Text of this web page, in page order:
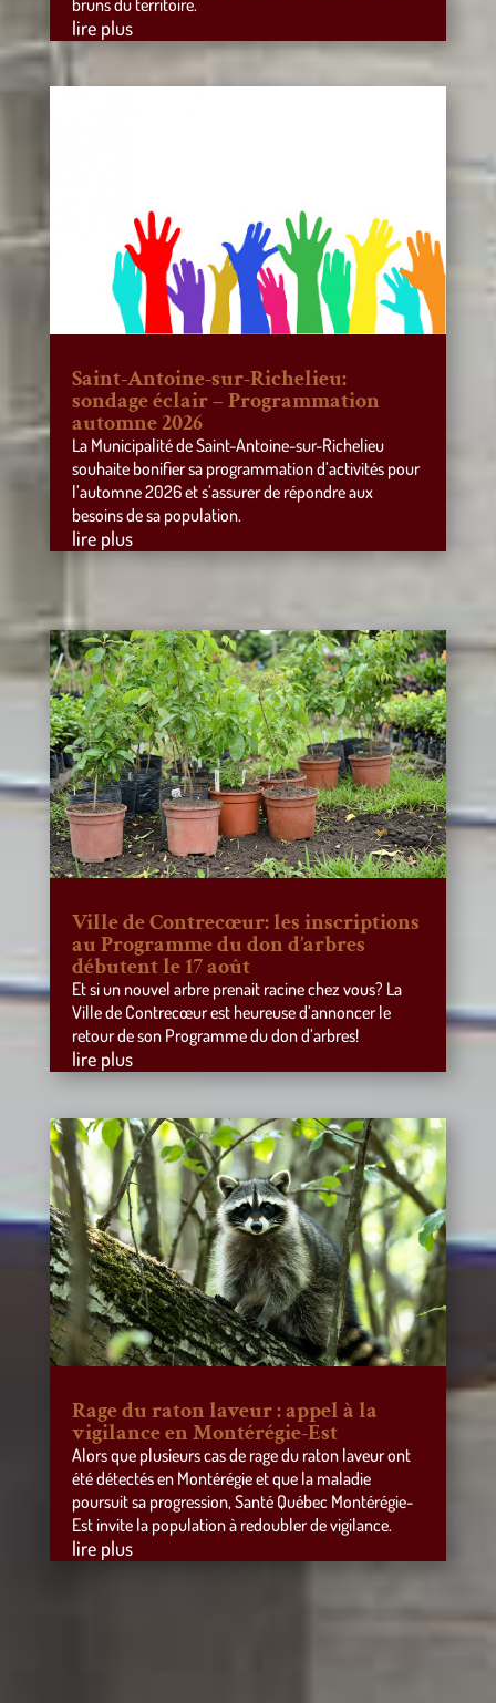
lire plus
Saint-Antoine-sur-Richelieu:
sondage éclair – Programmation
automne 2026
La Municipalité de Saint-Antoine-sur-Richelieu
souhaite bonifier sa programmation d’activités pour
l’automne 2026 et s’assurer de répondre aux
besoins de sa population.
lire plus
Ville de Contrecœur: les inscriptions
au Programme du don d’arbres
débutent le 17 août
Et si un nouvel arbre prenait racine chez vous? La
Ville de Contrecœur est heureuse d’annoncer le
retour de son Programme du don d’arbres!
lire plus
Rage du raton laveur : appel à la
vigilance en Montérégie-Est
Alors que plusieurs cas de rage du raton laveur ont
été détectés en Montérégie et que la maladie
poursuit sa progression, Santé Québec Montérégie-
Est invite la population à redoubler de vigilance.
lire plus